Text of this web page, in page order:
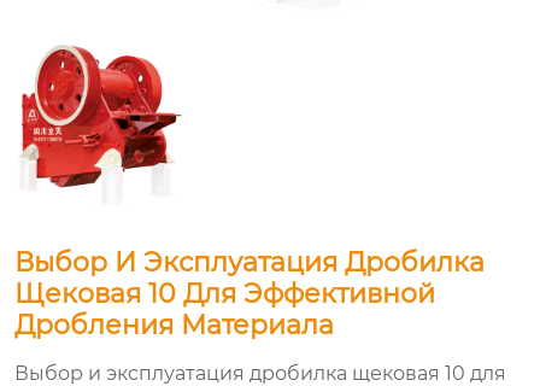
Выбор И Эксплуатация Дробилка
Щековая 10 Для Эффективной
Дробления Материала
Выбор и эксплуатация дробилка щековая 10 для